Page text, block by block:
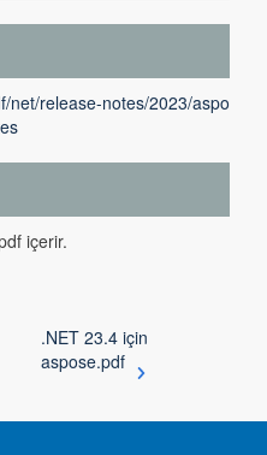
net/release-notes/2023/aspo
içerir.
.NET 23.4 için
aspose.pdf